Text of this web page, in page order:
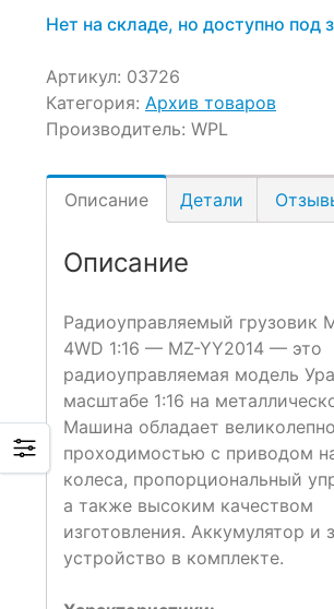
Нет на складе, но доступно под
Артикул: 03726
Категория: Архив товаров
Производитель: WPL
Описание Детали
Описание
Радиоуправляемый грузовик
4WD 1:16 — MZ-YY2014 — это
радиоуправляемая модель
масштабе 1:16 на
Машина обладает
проходимостью с приводом
колеса, пропорциональный
а также высоким качеством
изготовления. Аккумулятор и
устройство в комплекте.